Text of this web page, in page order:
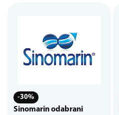
-30%
Sinomarin odabrani